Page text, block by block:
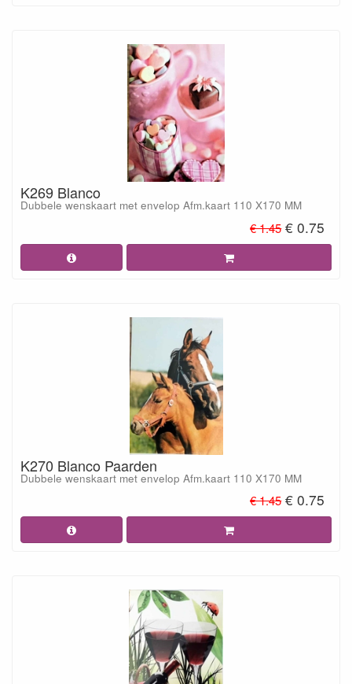
K269 Blanco
Dubbele wenskaart met envelop Afm.kaart 110 X170 MM
€ 1.45 € 0.75
K270 Blanco Paarden
Dubbele wenskaart met envelop Afm.kaart 110 X170 MM
€ 1.45 € 0.75